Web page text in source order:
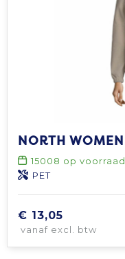
15008 op voorraad
PET
€ 13,05
vanaf excl. btw